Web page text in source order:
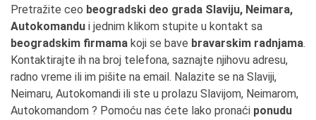
Pretražite ceo beogradski deo grada Slaviju, Neimara,
Autokomandu i jednim klikom stupite u kontakt sa
beogradskim firmama koji se bave bravarskim radnjama.
Kontaktirajte ih na broj telefona, saznajte njihovu adresu,
radno vreme ili im pišite na email. Nalazite se na Slaviji,
Neimaru, Autokomandi ili ste u prolazu Slavijom, Neimarom,
Autokomandom ? Pomoću nas ćete lako pronaći ponudu